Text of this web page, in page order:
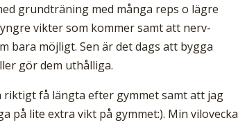
grundträning med många reps o lägre
vikter som kommer samt att nerv-
bara möjligt. Sen är det dags att bygga
gör dem uthålliga.
riktigt få längta efter gymmet samt att jag
på lite extra vikt på gymmet:). Min vilovecka